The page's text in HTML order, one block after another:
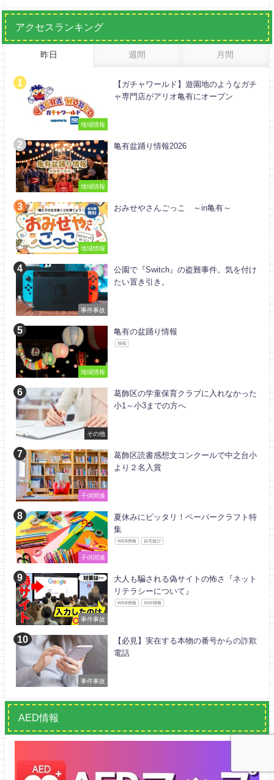
アクセスランキング
昨日 週間 月間
地域情報
【ガチャワールド】遊園地のようなガチ
ャ専門店がアリオ亀有にオープン
地域情報
亀有盆踊り情報2026
地域情報
おみせやさんごっこ ～in亀有～
事件事故
公園で『Switch』の盗難事件。気を付け
たい置き引き。
地域情報
亀有の盆踊り情報
地域
その他
葛飾区の学童保育クラブに入れなかった
小1～小3までの方へ
子供関連
葛飾区読書感想文コンクールで中之台小
より２名入賞
子供関連
夏休みにピッタリ！ペーパークラフト特
集
WEB情報 自宅遊び
事件事故
大人も騙される偽サイトの怖さ『ネット
リテラシーについて』
WEB情報 SNS情報
事件事故
【必見】実在する本物の番号からの詐欺
電話
AED情報